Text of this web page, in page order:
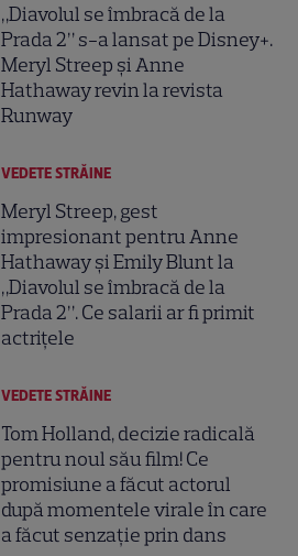
„Diavolul se îmbracă de la
Prada 2” s-a lansat pe Disney+.
Meryl Streep și Anne
Hathaway revin la revista
Runway
VEDETE STRĂINE
Meryl Streep, gest
impresionant pentru Anne
Hathaway și Emily Blunt la
„Diavolul se îmbracă de la
Prada 2”. Ce salarii ar fi primit
actrițele
VEDETE STRĂINE
Tom Holland, decizie radicală
pentru noul său film! Ce
promisiune a făcut actorul
după momentele virale în care
a făcut senzație prin dans